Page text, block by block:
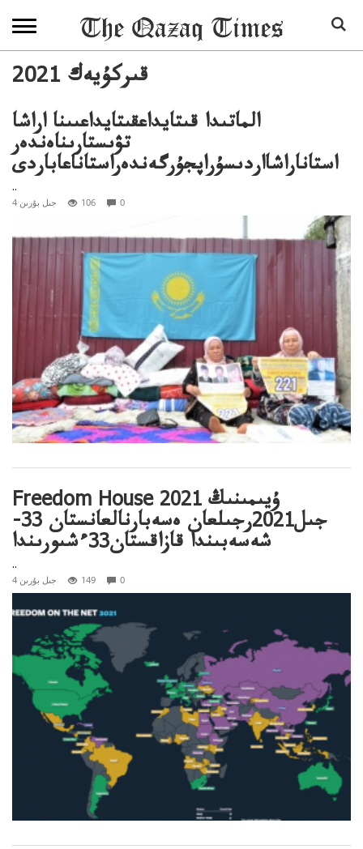
2021 قىركۇيەك
الماتىدا قىتايداعقىتايداعىىنا اراشا
تۋىستارىناەندەر
استاناراشااردىسۇراپجۇرگەندەراستاناعاباردى
..
4 جىل بۇرىن 106 0
Freedom House ۇيىمىنىڭ 2021
جىل2021رجىلعان ەسەبارنالعانستان 33-
شەسەبىندا قازاقستان33ءشىورىندا
..
4 جىل بۇرىن 149 0